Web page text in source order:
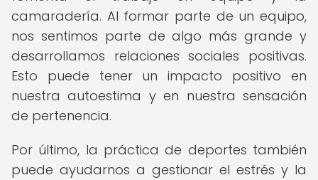
camaradería. Al formar parte de un equipo,
nos sentimos parte de algo más grande y
desarrollamos relaciones sociales positivas.
Esto puede tener un impacto positivo en
nuestra autoestima y en nuestra sensación
de pertenencia.
Por último, la práctica de deportes también
puede ayudarnos a gestionar el estrés y la